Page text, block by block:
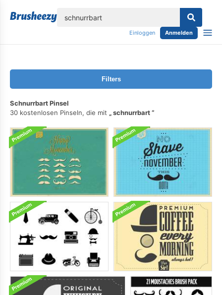
Einloggen Anmelden
Filters
Schnurrbart Pinsel
30 kostenlosen Pinseln, die mit
schnurrbart